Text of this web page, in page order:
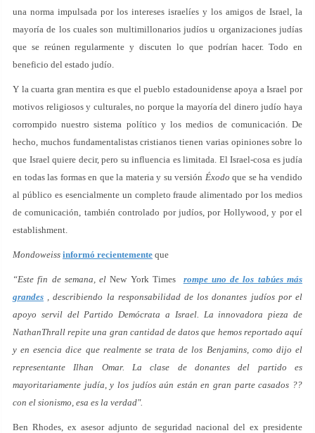
una norma impulsada por los intereses israelíes y los amigos de Israel, la
mayoría de los cuales son multimillonarios judíos u organizaciones judías
que se reúnen regularmente y discuten lo que podrían hacer. Todo en
beneficio del estado judío.
Y la cuarta gran mentira es que el pueblo estadounidense apoya a Israel por
motivos religiosos y culturales, no porque la mayoría del dinero judío haya
corrompido nuestro sistema político y los medios de comunicación. De
hecho, muchos fundamentalistas cristianos tienen varias opiniones sobre lo
que Israel quiere decir, pero su influencia es limitada. El Israel-cosa es judía
en todas las formas en que la materia y su versión Éxodo que se ha vendido
al público es esencialmente un completo fraude alimentado por los medios
de comunicación, también controlado por judíos, por Hollywood, y por el
establishment.
Mondoweiss informó recientemente que
“Este fin de semana, elNew York Times
rompe uno de los tabúes más
grandes , describiendo la responsabilidad de los donantes judíos por el
apoyo servil del Partido Demócrata a Israel. La innovadora pieza de
NathanThrall repite una gran cantidad de datos que hemos reportado aquí
y en esencia dice que realmente se trata de los Benjamins, como dijo el
representante Ilhan Omar. La clase de donantes del partido es
mayoritariamente judía, y los judíos aún están en gran parte casados ??
con el sionismo, esa es la verdad".
Ben Rhodes, ex asesor adjunto de seguridad nacional del ex presidente